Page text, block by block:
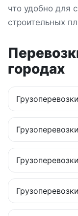
что удобно для
строительных
городах
Грузоперевозки
Грузоперевозки
Грузоперевозки
Грузоперевозки